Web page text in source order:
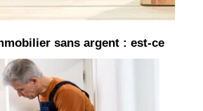
sans argent : est-ce